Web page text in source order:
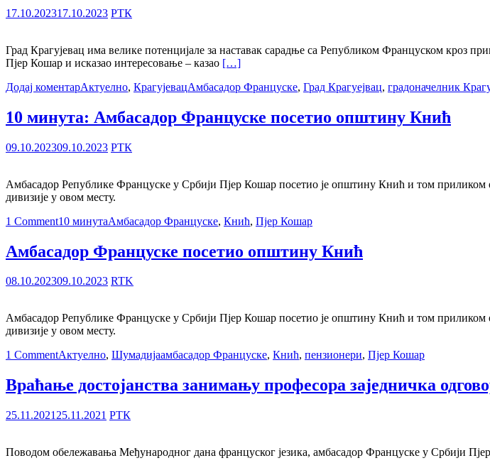
17.10.202317.10.2023 РТК
Град Крагујевац има велике потенцијале за наставак сарадње са Републиком Француском кроз
Пјер Кошар и исказао интересовање – казао […]
Додај коментарАктуелно, КрагујевацАмбасадор Француске, Град Крагуејвац, градоначелник
10 минута: Амбасадор Француске посетио општину Кнић
09.10.202309.10.2023 РТК
Амбасадор Републике Француске у Србији Пјер Кошар посетио је општину Кнић и том
дивизије у овом месту.
1 Comment10 минутаАмбасадор Француске, Кнић, Пјер Кошар
Амбасадор Француске посетио општину Кнић
08.10.202309.10.2023 RTK
Амбасадор Републике Француске у Србији Пјер Кошар посетио је општину Кнић и том
дивизије у овом месту.
1 CommentАктуелно, Шумадијаамбасадор Француске, Кнић, пензионери, Пјер Кошар
Враћање достојанства занимању професора заједничка
25.11.2021 25.11.2021 РТК
Поводом обележавања Међународног дана француског језика, амбасадор Француске у Србији